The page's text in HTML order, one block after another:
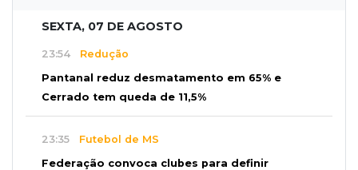
SEXTA, 07 DE AGOSTO
23:54 Redução
Pantanal reduz desmatamento em 65% e
Cerrado tem queda de 11,5%
23:35 Futebol de MS
Federação convoca clubes para definir